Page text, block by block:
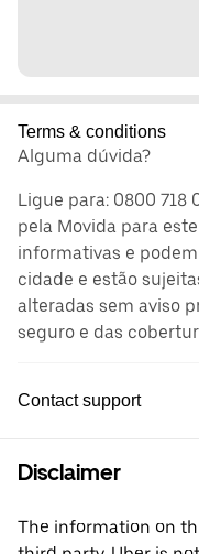
Terms & conditions
Alguma dúvida?
Ligue para: 0800
pela Movida para
informativas e
cidade e estão
alteradas sem aviso
seguro e das
Contact support
Disclaimer
The information on